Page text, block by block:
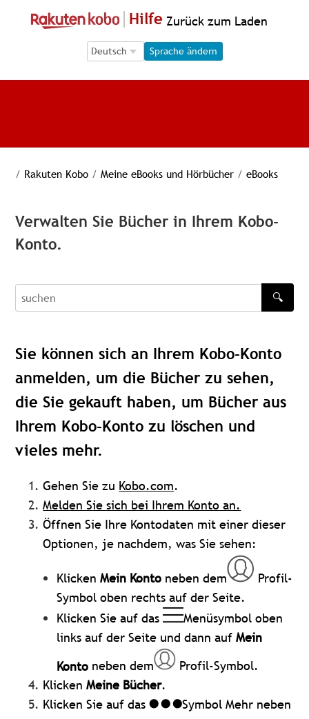
Hilfe Zurück zum Laden
Language Selection
Language Selection
Sprache ändern
/ Rakuten Kobo / Meine eBooks und Hörbücher / eBooks
Verwalten Sie Bücher in Ihrem Kobo-
Konto.
recherche
🔍
Sie können sich an Ihrem Kobo-Konto
anmelden, um die Bücher zu sehen,
die Sie gekauft haben, um Bücher aus
Ihrem Kobo-Konto zu löschen und
vieles mehr.
Gehen Sie zu Kobo.com.
Melden Sie sich bei Ihrem Konto an.
Öffnen Sie Ihre Kontodaten mit einer dieser
Optionen, je nachdem, was Sie sehen:
KlickenMein Konto neben dem
Profil-
Symbol oben rechts auf der Seite.
Klicken Sie auf das
Menüsymbol oben
links auf der Seite und dann aufMein
Konto neben dem
Profil-Symbol.
KlickenMeine Bücher.
Klicken Sie auf das
Symbol Mehr neben